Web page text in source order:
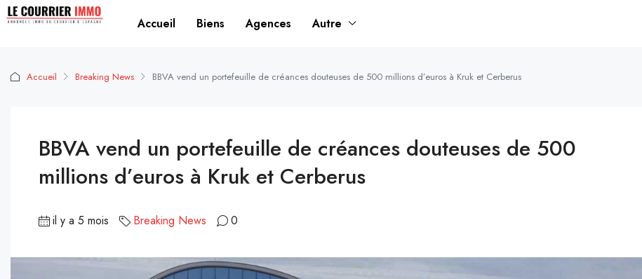
Accueil Biens Agences Autre
Accueil Breaking News BBVA vend un portefeuille de créances douteuses de 500 millions d’euros à Kruk et Cerberus
BBVA vend un portefeuille de créances douteuses de 500
millions d’euros à Kruk et Cerberus
il y a 5 mois Breaking News 0